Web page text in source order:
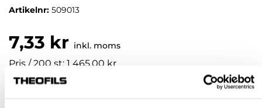
Artikelnr: 509013
7,33 kr inkl. moms
Pris / 200 st: 1 465,00 kr